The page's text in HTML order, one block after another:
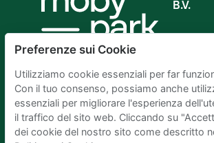
B.V.
Preferenze sui Cookie
Utilizziamo cookie essenziali per far
Con il tuo consenso, possiamo anche
essenziali per migliorare l'esperienza
il traffico del sito web. Cliccando su
dei cookie del nostro sito come descritto